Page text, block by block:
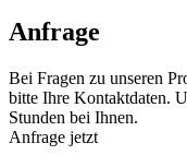
Anfrage
Bei Fragen zu unseren
bitte Ihre Kontaktdaten.
Stunden bei Ihnen.
Anfrage jetzt